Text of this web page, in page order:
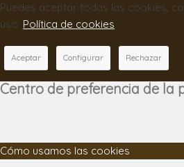
Puedes aceptar todas las cookies,
uso. Política de cookies
Aceptar Configurar Rechazar
Centro de preferencia de la
Cómo usamos las cookies